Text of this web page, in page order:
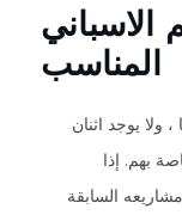
الاسباني
المناسب
يوجد اثنان
بهم. إذا
السابقة